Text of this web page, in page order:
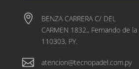

BENZA CARRERA C/ DEL
CARMEN 1832,, Fernando de la
110303, PY.
 atencion@tecnopadel.com.py